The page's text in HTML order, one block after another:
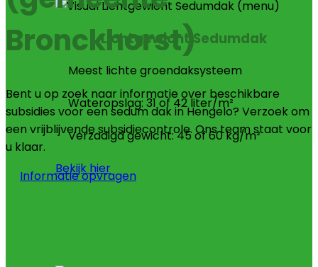
Lichtgewicht Sedumdak
Meest lichte groendaksysteem
Wateropslag: 31 of 42 liter/m²
Verzadigd gewicht: 45 of 60 kg/m²
Bekijk hier
Bronckhorst)
Bent u op zoek naar informatie over beschikbare
subsidies voor een sedum dak in Hengelo? Verzoek om
een vrijblijvende subsidiecontrole. Ons team staat voor
u klaar.
Informatie opvragen